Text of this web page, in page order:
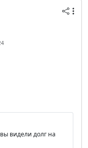
видели долг на